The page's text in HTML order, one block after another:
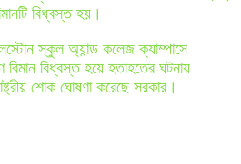
বিধ্বস্ত হয়।
স্কুল অ্যান্ড কলেজ ক্যাম্পাসে
বিমান বিধ্বস্ত হয়ে হতাহতের ঘটনায়
শোক ঘোষণা করেছে সরকার।